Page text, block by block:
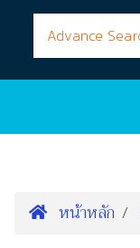
Advance
หน้าหลัก